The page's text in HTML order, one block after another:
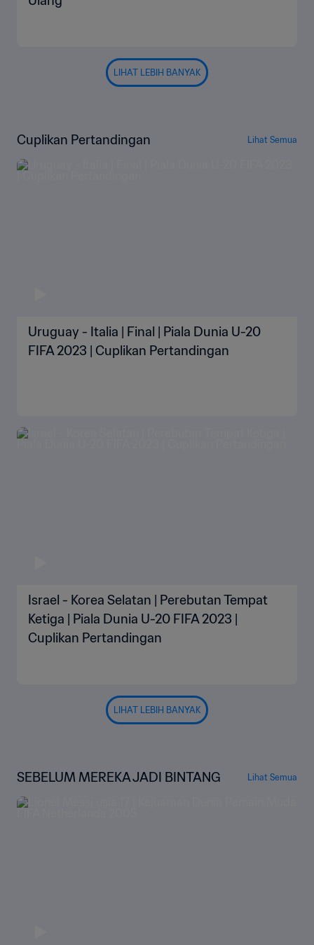
LIHAT LEBIH BANYAK
Cuplikan Pertandingan Lihat Semua
Uruguay - Italia | Final | Piala Dunia U-20
FIFA 2023 | Cuplikan Pertandingan
Israel - Korea Selatan | Perebutan Tempat
Ketiga | Piala Dunia U-20 FIFA 2023 |
Cuplikan Pertandingan
LIHAT LEBIH BANYAK
SEBELUM MEREKA JADI BINTANG Lihat Semua